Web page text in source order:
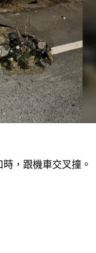
，跟機車交叉撞。